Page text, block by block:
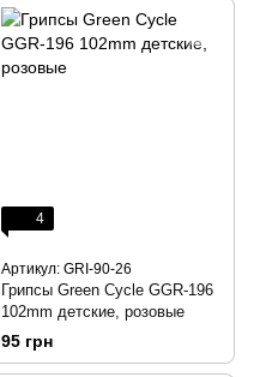
4
Артикул: GRI-90-26
Грипсы Green Cycle GGR-196
102mm детские, розовые
95 грн